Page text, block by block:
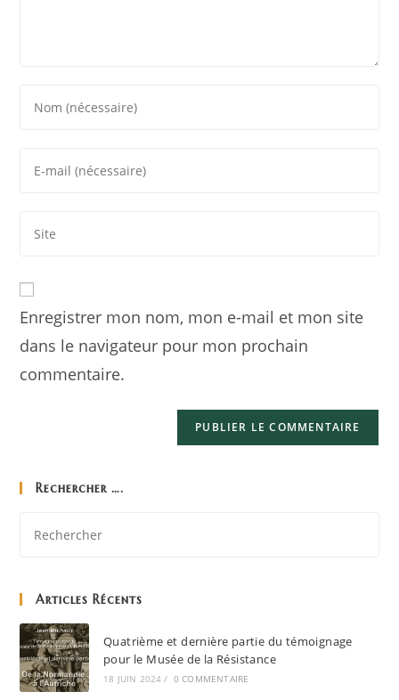
Enregistrer mon nom, mon e-mail et mon site
dans le navigateur pour mon prochain
commentaire.
Rechercher ….
Articles Récents
Quatrième et dernière partie du témoignage
pour le Musée de la Résistance
18 JUIN 2024 / 0 COMMENTAIRE